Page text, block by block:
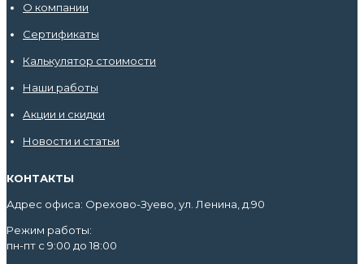
О компании
Сертификаты
Калькулятор стоимости
Наши работы
Акции и скидки
Новости и статьи
КОНТАКТЫ
Адрес офиса: Орехово-Зуево, ул. Ленина, д.90
Режим работы:
пн-пт с 9:00 до 18:00